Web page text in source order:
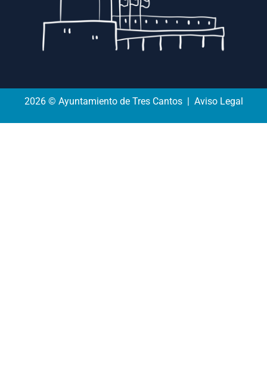
2026 © Ayuntamiento de Tres Cantos | Aviso Legal